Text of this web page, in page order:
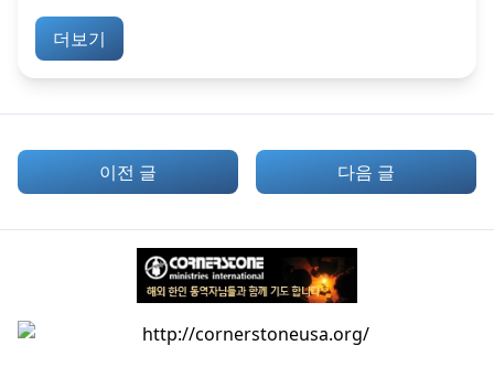
더보기
이전 글 다음 글